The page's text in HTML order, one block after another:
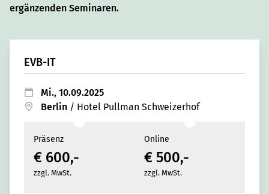
ergänzenden Seminaren.
EVB-IT
Mi., 10.09.2025
Berlin / Hotel Pullman Schweizerhof
Präsenz
€ 600,-
zzgl. MwSt.
Online
€ 500,-
zzgl. MwSt.